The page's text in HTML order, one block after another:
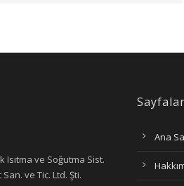
Isıtma ve Soğutma Sist.
ve Tic. Ltd. Şti.
Sayfalar
Ana